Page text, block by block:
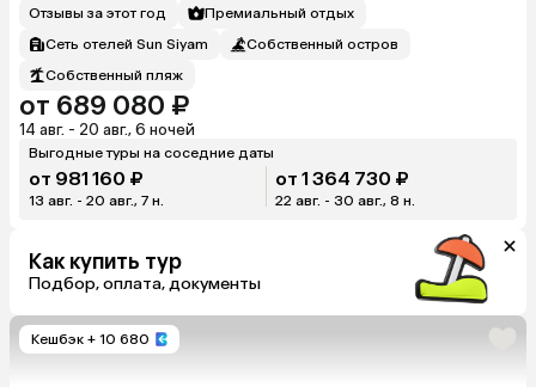
Отзывы за этот год
Премиальный отдых
Сеть отелей Sun Siyam
Собственный остров
Собственный пляж
от 689 080 ₽
14 авг. - 20 авг., 6 ночей
Выгодные туры на соседние даты
от 981 160 ₽
13 авг. - 20 авг., 7 н.
от 1 364 730 ₽
22 авг. - 30 авг., 8 н.
Как купить тур
Подбор, оплата, документы
Кешбэк + 10 680